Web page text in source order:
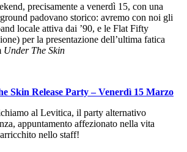
precisamente a venerdì 15, con una
padovano storico: avremo con noi gli
locale attiva dai ’90, e le Flat Fifty
per la presentazione dell’ultima fatica
Under The Skin
Skin Release Party – Venerdì 15 Marzo
al Levitica, il party alternativo
appuntamento affezionato nella vita
nello staff!